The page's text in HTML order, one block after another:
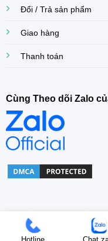
Đổi / Trả sản phẩm
Giao hàng
Thanh toán
Cùng Theo dõi Zalo
Copyright© 2022